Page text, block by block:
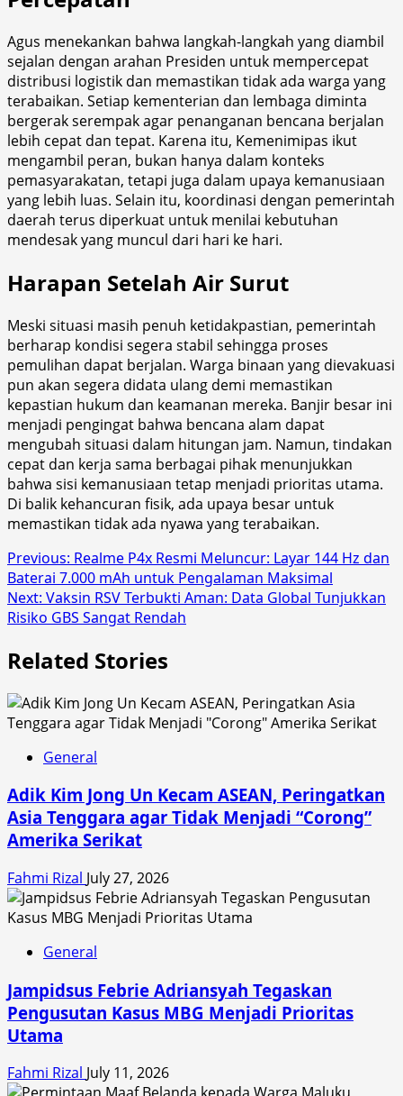
Agus menekankan bahwa langkah-langkah yang diambil
sejalan dengan arahan Presiden untuk mempercepat
distribusi logistik dan memastikan tidak ada warga yang
terabaikan. Setiap kementerian dan lembaga diminta
bergerak serempak agar penanganan bencana berjalan
lebih cepat dan tepat. Karena itu, Kemenimipas ikut
mengambil peran, bukan hanya dalam konteks
pemasyarakatan, tetapi juga dalam upaya kemanusiaan
yang lebih luas. Selain itu, koordinasi dengan pemerintah
daerah terus diperkuat untuk menilai kebutuhan
mendesak yang muncul dari hari ke hari.
Harapan Setelah Air Surut
Meski situasi masih penuh ketidakpastian, pemerintah
berharap kondisi segera stabil sehingga proses
pemulihan dapat berjalan. Warga binaan yang dievakuasi
pun akan segera didata ulang demi memastikan
kepastian hukum dan keamanan mereka. Banjir besar ini
menjadi pengingat bahwa bencana alam dapat
mengubah situasi dalam hitungan jam. Namun, tindakan
cepat dan kerja sama berbagai pihak menunjukkan
bahwa sisi kemanusiaan tetap menjadi prioritas utama.
Di balik kehancuran fisik, ada upaya besar untuk
memastikan tidak ada nyawa yang terabaikan.
Post
navigation
Previous: Realme P4x Resmi Meluncur: Layar 144 Hz dan
Baterai 7.000 mAh untuk Pengalaman Maksimal
Next: Vaksin RSV Terbukti Aman: Data Global Tunjukkan
Risiko GBS Sangat Rendah
Related Stories
General
Adik Kim Jong Un Kecam ASEAN, Peringatkan
Asia Tenggara agar Tidak Menjadi “Corong”
Amerika Serikat
Fahmi Rizal July 27, 2026
General
Jampidsus Febrie Adriansyah Tegaskan
Pengusutan Kasus MBG Menjadi Prioritas
Utama
Fahmi Rizal July 11, 2026